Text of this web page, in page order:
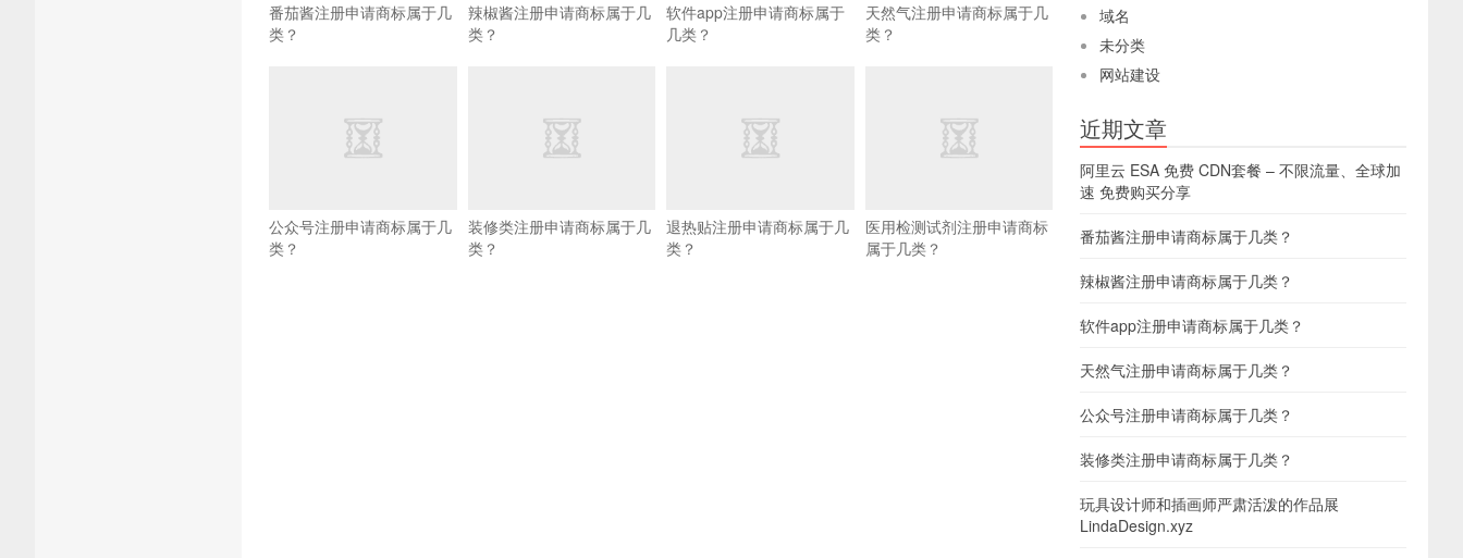
番茄酱注册申请商标属于几
类？
辣椒酱注册申请商标属于几
类？
软件app注册申请商标属于
几类？
天然气注册申请商标属于几
类？
公众号注册申请商标属于几
类？
装修类注册申请商标属于几
类？
退热贴注册申请商标属于几
类？
医用检测试剂注册申请商标
属于几类？
域名
未分类
网站建设
近期文章
阿里云 ESA 免费 CDN套餐 – 不限流量、全球加
速 免费购买分享
番茄酱注册申请商标属于几类？
辣椒酱注册申请商标属于几类？
软件app注册申请商标属于几类？
天然气注册申请商标属于几类？
公众号注册申请商标属于几类？
装修类注册申请商标属于几类？
玩具设计师和插画师严肃活泼的作品展
LindaDesign.xyz